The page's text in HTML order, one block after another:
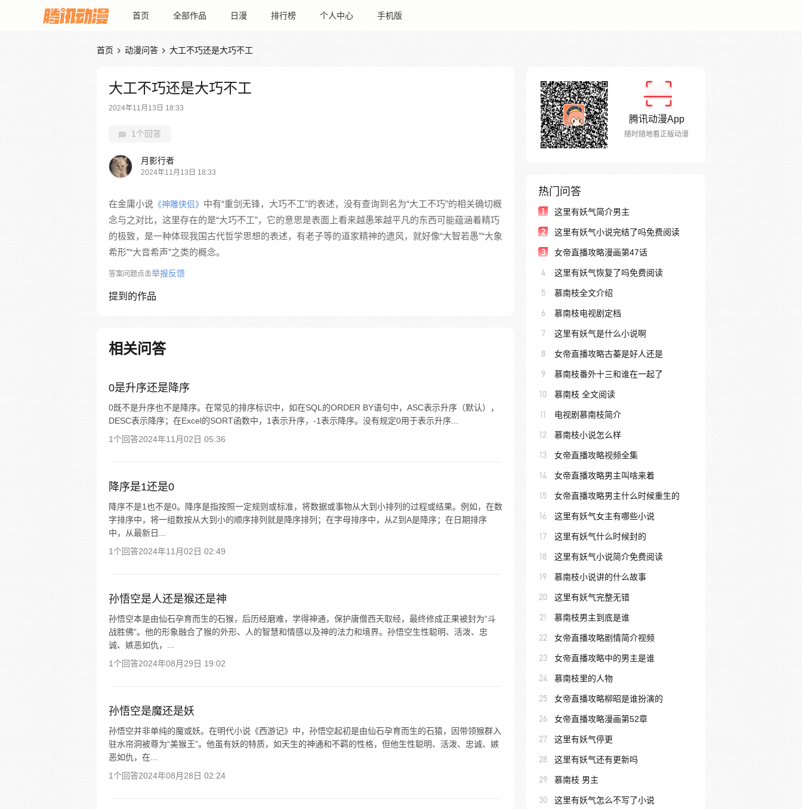
首页 全部作品 日漫 排行榜 个人中心 手机版
首页  动漫问答  大工不巧还是大巧不工
大工不巧还是大巧不工
2024年11月13日 18:33
1个回答
月影行者
2024年11月13日 18:33
在金庸小说 《神雕侠侣》 中有“重剑无锋，大巧不工”的表述，没有查询到名为“大工不巧”的相关确切概
念与之对比，这里存在的是“大巧不工”，它的意思是表面上看来越愚笨越平凡的东西可能蕴涵着精巧
的极致，是一种体现我国古代哲学思想的表述，有老子等的道家精神的遗风，就好像“大智若愚”“大象
希形”“大音希声”之类的概念。
答案问题点击举报反馈
提到的作品
相关问答
0是升序还是降序
0既不是升序也不是降序。在常见的排序标识中，如在SQL的ORDER BY语句中，ASC表示升序（默认），
DESC表示降序；在Excel的SORT函数中，1表示升序，-1表示降序。没有规定0用于表示升序...
1个回答2024年11月02日 05:36
降序是1还是0
降序不是1也不是0。降序是指按照一定规则或标准，将数据或事物从大到小排列的过程或结果。例如，在数
字排序中，将一组数按从大到小的顺序排列就是降序排列；在字母排序中，从Z到A是降序；在日期排序
中，从最新日...
1个回答2024年11月02日 02:49
孙悟空是人还是猴还是神
孙悟空本是由仙石孕育而生的石猴，后历经磨难，学得神通，保护唐僧西天取经，最终修成正果被封为“斗
战胜佛”。他的形象融合了猴的外形、人的智慧和情感以及神的法力和境界。孙悟空生性聪明、活泼、忠
诚、嫉恶如仇，...
1个回答2024年08月29日 19:02
孙悟空是魔还是妖
孙悟空并非单纯的魔或妖。在明代小说《西游记》中，孙悟空起初是由仙石孕育而生的石猿，因带领猴群入
驻水帘洞被尊为“美猴王”。他虽有妖的特质，如天生的神通和不羁的性格，但他生性聪明、活泼、忠诚、嫉
恶如仇，在...
1个回答2024年08月28日 02:24
腾讯动漫App
随时随地看正版动漫
热门问答
1 这里有妖气简介男主
2 这里有妖气小说完结了吗免费阅读
3 女帝直播攻略漫画第47话
4 这里有妖气恢复了吗免费阅读
5 慕南枝全文介绍
6 慕南枝电视剧定档
7 这里有妖气是什么小说啊
8 女帝直播攻略古蓁是好人还是
9 慕南枝番外十三和谁在一起了
10 慕南枝 全文阅读
11 电视剧慕南枝简介
12 慕南枝小说怎么样
13 女帝直播攻略视频全集
14 女帝直播攻略男主叫啥来着
15 女帝直播攻略男主什么时候重生的
16 这里有妖气女主有哪些小说
17 这里有妖气什么时候封的
18 这里有妖气小说简介免费阅读
19 慕南枝小说讲的什么故事
20 这里有妖气完整无错
21 慕南枝男主到底是谁
22 女帝直播攻略剧情简介视频
23 女帝直播攻略中的男主是谁
24 慕南枝里的人物
25 女帝直播攻略柳昭是谁扮演的
26 女帝直播攻略漫画第52章
27 这里有妖气停更
28 这里有妖气还有更新吗
29 慕南枝 男主
30 这里有妖气怎么不写了小说